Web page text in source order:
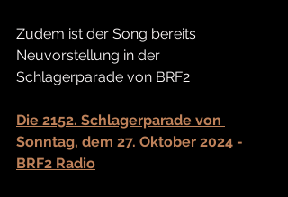
Zudem ist der Song bereits
Neuvorstellung in der
Schlagerparade von BRF2
Die 2152. Schlagerparade von
Sonntag, dem 27. Oktober 2024 -
BRF2 Radio